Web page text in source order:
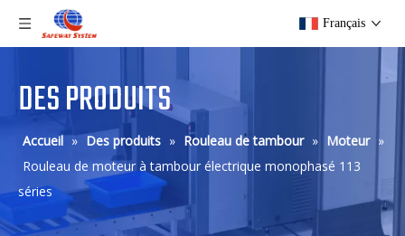
Français
DES PRODUITS
Accueil » Des produits » Rouleau de tambour » Moteur »
Rouleau de moteur à tambour électrique monophasé 113
séries